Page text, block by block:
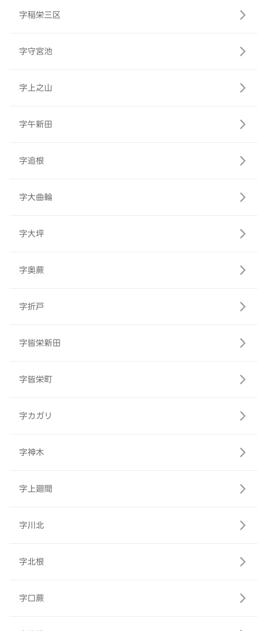
字稲栄三区
字守宮池
字上之山
字午新田
字追根
字大曲輪
字大坪
字奥蕨
字折戸
字皆栄新田
字皆栄町
字カガリ
字神木
字上廻間
字川北
字北根
字口蕨